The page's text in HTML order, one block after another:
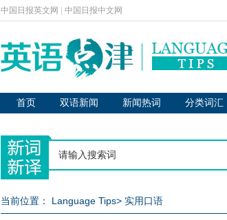
中国日报英文网 中国日报中文网
首页 双语新闻 新闻热词 分类词汇
当前位置： Language Tips> 实用口语